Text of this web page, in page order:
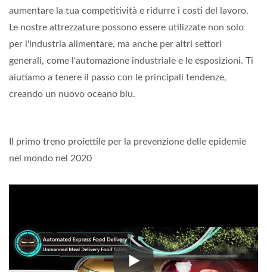
aumentare la tua competitività e ridurre i costi del lavoro.
Le nostre attrezzature possono essere utilizzate non solo
per l'industria alimentare, ma anche per altri settori
generali, come l'automazione industriale e le esposizioni. Ti
aiutiamo a tenere il passo con le principali tendenze,
creando un nuovo oceano blu.
Il primo treno proiettile per la prevenzione delle epidemie
nel mondo nel 2020